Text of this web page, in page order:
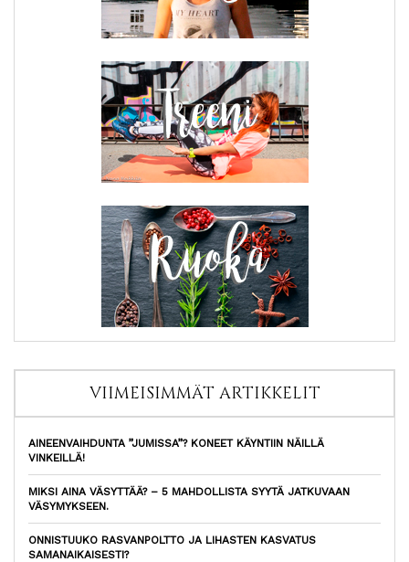
VIIMEISIMMÄT ARTIKKELIT
AINEENVAIHDUNTA ”JUMISSA”? KONEET KÄYNTIIN NÄILLÄ
VINKEILLÄ!
MIKSI AINA VÄSYTTÄÄ? – 5 MAHDOLLISTA SYYTÄ JATKUVAAN
VÄSYMYKSEEN.
ONNISTUUKO RASVANPOLTTO JA LIHASTEN KASVATUS
SAMANAIKAISESTI?